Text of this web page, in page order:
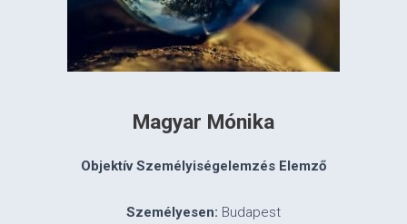
Magyar Mónika
Objektív Személyiségelemzés Elemző
Személyesen: Budapest